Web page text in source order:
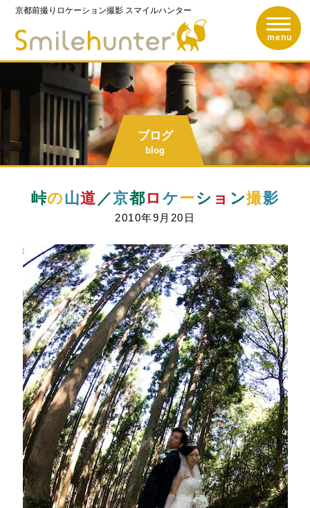
京都前撮りロケーション撮影 スマイルハンター
京都前撮りロケーシ
toggle
menu
ブログ
blog
峠の山道／京都ロ ケ ー シ ョ ン撮影
2010年9月20日